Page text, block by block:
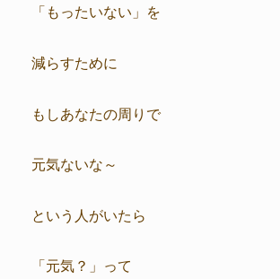
「もったいない」を
減らすために
もしあなたの周りで
元気ないな～
という人がいたら
「元気？」って